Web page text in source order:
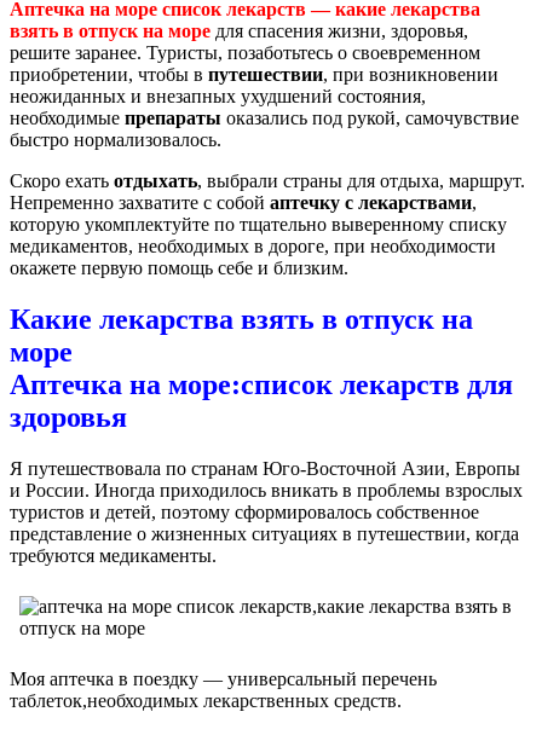
Аптечка на море список лекарств — какие лекарства
взять в отпуск на море для спасения жизни, здоровья,
решите заранее. Туристы, позаботьтесь о своевременном
приобретении, чтобы в путешествии, при возникновении
неожиданных и внезапных ухудшений состояния,
необходимые препараты оказались под рукой, самочувствие
быстро нормализовалось.
Скоро ехать отдыхать, выбрали страны для отдыха, маршрут.
Непременно захватите с собой аптечку с лекарствами,
которую укомплектуйте по тщательно выверенному списку
медикаментов, необходимых в дороге, при необходимости
окажете первую помощь себе и близким.
Какие лекарства взять в отпуск на
море
Аптечка на море:список лекарств для
здоровья
Я путешествовала по странам Юго-Восточной Азии, Европы
и России. Иногда приходилось вникать в проблемы взрослых
туристов и детей, поэтому сформировалось собственное
представление о жизненных ситуациях в путешествии, когда
требуются медикаменты.
Моя аптечка в поездку — универсальный перечень
таблеток,необходимых лекарственных средств.